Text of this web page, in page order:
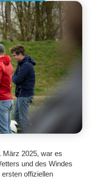
März 2025, war es
und des Windes
offiziellen